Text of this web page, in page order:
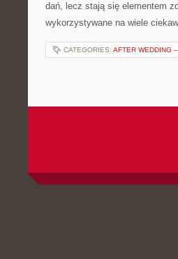
dań, lecz stają się elementem
wykorzystywane na wiele
CATEGORIES: AFTER WEDDING